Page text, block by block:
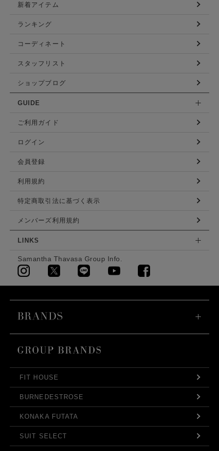
新着アイテム
ランキング
コーディネート
スタッフリスト
ショップブログ
GUIDE
ご利用ガイド
ログイン
会員登録
利用規約
特定商取引法に基づく表示
メンバーズ利用規約
LINKS
Samantha Thavasa Group Info.
FIT HOUSE
BURNEDESTROSE
KONAKA FUTATA
SUIT SELECT